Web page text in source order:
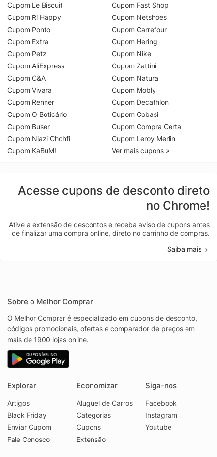
Cupom Le Biscuit
Cupom Ri Happy
Cupom Ponto
Cupom Extra
Cupom Petz
Cupom AliExpress
Cupom C&A
Cupom Vivara
Cupom Renner
Cupom O Boticário
Cupom Buser
Cupom Niazi Chohfi
Cupom KaBuM!
Cupom Fast Shop
Cupom Netshoes
Cupom Carrefour
Cupom Hering
Cupom Nike
Cupom Zattini
Cupom Natura
Cupom Mobly
Cupom Decathlon
Cupom Cobasi
Cupom Compra Certa
Cupom Leroy Merlin
Ver mais cupons »
Acesse cupons de desconto direto
no Chrome!
Ative a extensão de descontos e receba aviso de cupons antes
de finalizar uma compra online, direto no carrinho de compras.
Saiba mais
Sobre o Melhor Comprar
O Melhor Comprar é especializado em cupons de desconto,
códigos promocionais, ofertas e comparador de preços em
mais de 1900 lojas online.
Explorar
Artigos
Black Friday
Enviar Cupom
Fale Conosco
Economizar
Aluguel de Carros
Categorias
Cupons
Extensão
Siga-nos
Facebook
Instagram
Youtube